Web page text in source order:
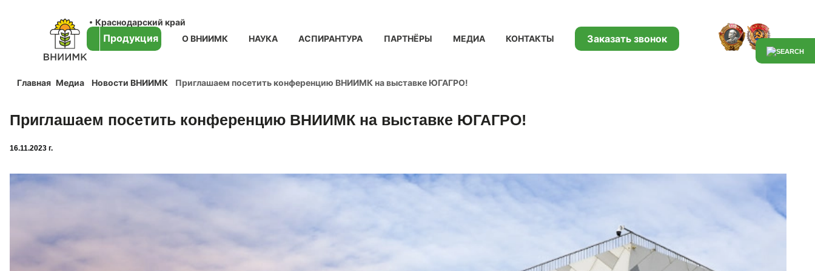
Краснодарский край
Продукция О ВНИИМК НАУКА АСПИРАНТУРА ПАРТНЁРЫ МЕДИА КОНТАКТЫ Заказать звонок
Главная Медиа Новости ВНИИМК Приглашаем посетить конференцию ВНИИМК на выставке ЮГАГРО!
Приглашаем посетить конференцию ВНИИМК на выставке ЮГАГРО!
16.11.2023 г.